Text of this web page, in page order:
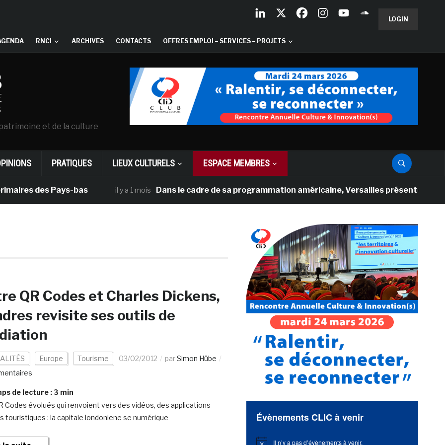
LOGIN
RNCI ARCHIVES CONTACTS OFFRES EMPLOI – SERVICES – PROJETS
et de la culture
PRATIQUES LIEUX CULTURELS ESPACE MEMBRES
des Pays-bas il y a 1 mois Dans le cadre de sa programmation américaine, Versailles présente une
QR Codes et Charles Dickens,
revisite ses outils de
Europe Tourisme 03/02/2012 parSimon Hübe
de lecture : 3 min
Codes évolués qui renvoient vers des vidéos, des applications
touristiques : la capitale londoniene se numérique
Évènements CLIC à venir
Il n’y a pas d’évènements à venir.